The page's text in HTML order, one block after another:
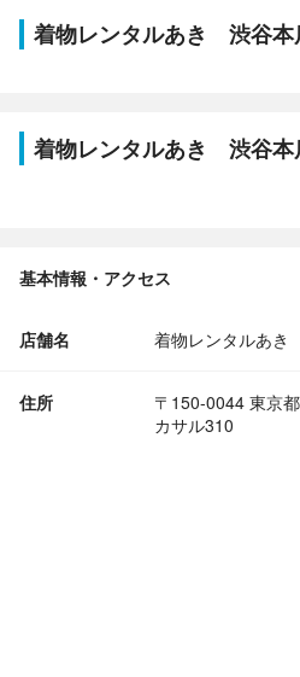
着物レンタルあき 渋谷本
着物レンタルあき 渋谷本
基本情報・アクセス
店舗名 着物レンタルあ
住所
〒150-0044 東京
カサル310